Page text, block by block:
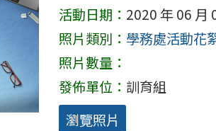
活動日期： 2020 年 06 月
照片類別： 學務處活動花
照片數量：
發佈單位： 訓育組
瀏覽照片